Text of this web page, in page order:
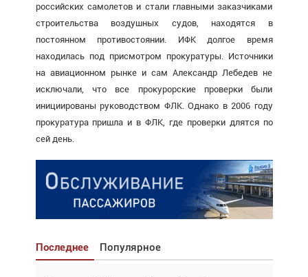
российских самолетов и стали главными заказчиками
строительства воздушных судов, находятся в
постоянном противостоянии. ИФК долгое время
находилась под присмотром прокуратуры. Источники
на авиационном рынке и сам Александр Лебедев не
исключали, что все прокурорские проверки были
инициированы руководством ФЛК. Однако в 2006 году
прокуратура пришла и в ФЛК, где проверки длятся по
сей день.
Последнее Популярное